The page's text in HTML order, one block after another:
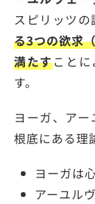
スピリッツの
る3つの欲求
満たすこと
す。
ヨーガ、ア
根底にある理
ヨーガは
アーユル